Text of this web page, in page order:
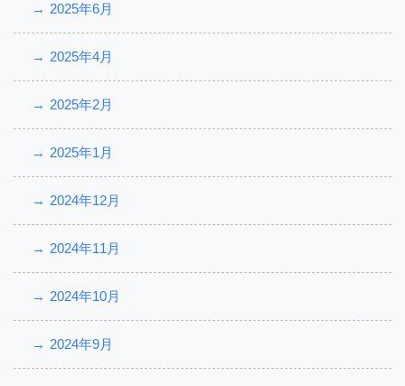
2025年6月
2025年4月
2025年2月
2025年1月
2024年12月
2024年11月
2024年10月
2024年9月